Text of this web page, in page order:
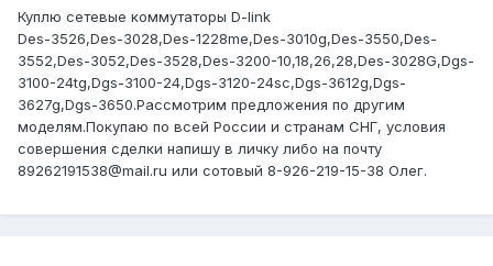
Куплю сетевые коммутаторы D-link
Des-3526,Des-3028,Des-1228me,Des-3010g,Des-3550,Des-
3552,Des-3052,Des-3528,Des-3200-10,18,26,28,Des-3028G,Dgs-
3100-24tg,Dgs-3100-24,Dgs-3120-24sc,Dgs-3612g,Dgs-
3627g,Dgs-3650.Рассмотрим предложения по другим
моделям.Покупаю по всей России и странам СНГ, условия
совершения сделки напишу в личку либо на почту
89262191538@mail.ru или сотовый 8-926-219-15-38 Олег.